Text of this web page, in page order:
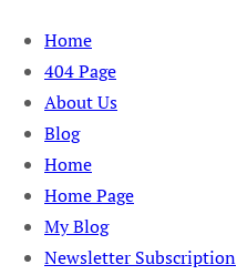
Skip
content
Home
404 Page
About Us
Blog
Home
Home Page
My Blog
Newsletter Subscription